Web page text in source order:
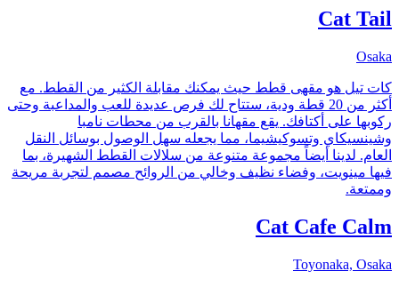
Cat Tail
Osaka
كات تيل هو مقهى قطط حيث يمكنك مقابلة الكثير من القطط. مع
أكثر من 20 قطة ودية، ستتاح لك فرص عديدة للعب والمداعبة وحتى
ركوبها على أكتافك. يقع مقهانا بالقرب من محطات نامبا
وشينسيكاي وتسوكيشيما، مما يجعله سهل الوصول بوسائل النقل
العام. لدينا أيضاً مجموعة متنوعة من سلالات القطط الشهيرة، بما
فيها مينويت، وفضاء نظيف وخالي من الروائح مصمم لتجربة مريحة
وممتعة.
Cat Cafe Calm
Toyonaka, Osaka